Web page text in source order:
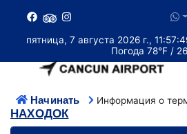
пятница, 7 августа 2026 г.,
Погода 78°F /
Начинать Информация о
НАХОДОК